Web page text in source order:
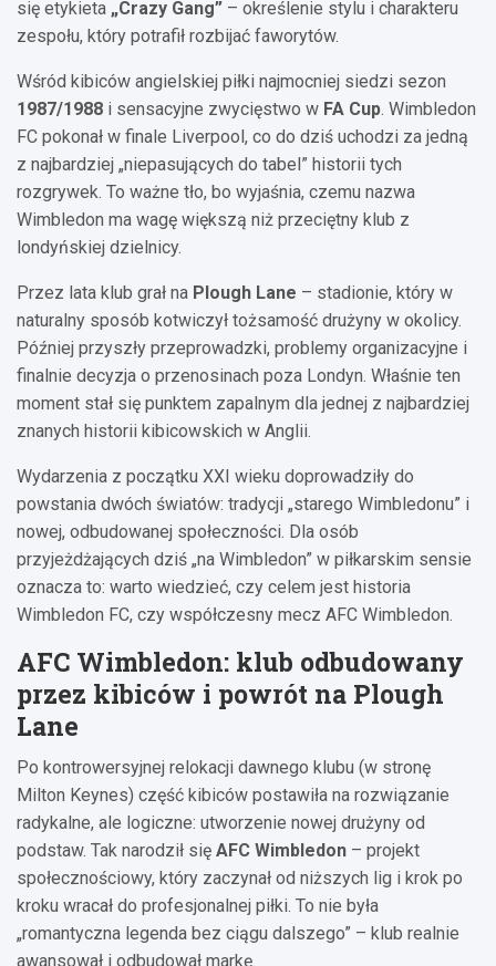
się etykieta „Crazy Gang” – określenie stylu i charakteru
zespołu, który potrafił rozbijać faworytów.
Wśród kibiców angielskiej piłki najmocniej siedzi sezon
1987/1988 i sensacyjne zwycięstwo w FA Cup. Wimbledon
FC pokonał w finale Liverpool, co do dziś uchodzi za jedną
z najbardziej „niepasujących do tabel” historii tych
rozgrywek. To ważne tło, bo wyjaśnia, czemu nazwa
Wimbledon ma wagę większą niż przeciętny klub z
londyńskiej dzielnicy.
Przez lata klub grał na Plough Lane – stadionie, który w
naturalny sposób kotwiczył tożsamość drużyny w okolicy.
Później przyszły przeprowadzki, problemy organizacyjne i
finalnie decyzja o przenosinach poza Londyn. Właśnie ten
moment stał się punktem zapalnym dla jednej z najbardziej
znanych historii kibicowskich w Anglii.
Wydarzenia z początku XXI wieku doprowadziły do
powstania dwóch światów: tradycji „starego Wimbledonu” i
nowej, odbudowanej społeczności. Dla osób
przyjeżdżających dziś „na Wimbledon” w piłkarskim sensie
oznacza to: warto wiedzieć, czy celem jest historia
Wimbledon FC, czy współczesny mecz AFC Wimbledon.
AFC Wimbledon: klub odbudowany
przez kibiców i powrót na Plough
Lane
Po kontrowersyjnej relokacji dawnego klubu (w stronę
Milton Keynes) część kibiców postawiła na rozwiązanie
radykalne, ale logiczne: utworzenie nowej drużyny od
podstaw. Tak narodził się AFC Wimbledon – projekt
społecznościowy, który zaczynał od niższych lig i krok po
kroku wracał do profesjonalnej piłki. To nie była
„romantyczna legenda bez ciągu dalszego” – klub realnie
awansował i odbudował markę.